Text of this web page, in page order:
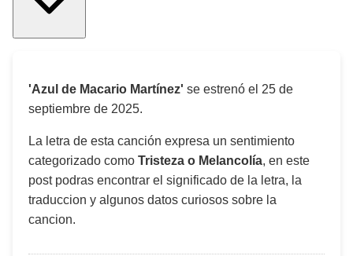
'Azul de Macario Martínez' se estrenó el 25 de
septiembre de 2025.
La letra de esta canción expresa un sentimiento
categorizado como Tristeza o Melancolía, en este
post podras encontrar el significado de la letra, la
traduccion y algunos datos curiosos sobre la
cancion.